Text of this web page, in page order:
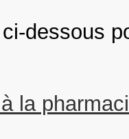
dessous
la